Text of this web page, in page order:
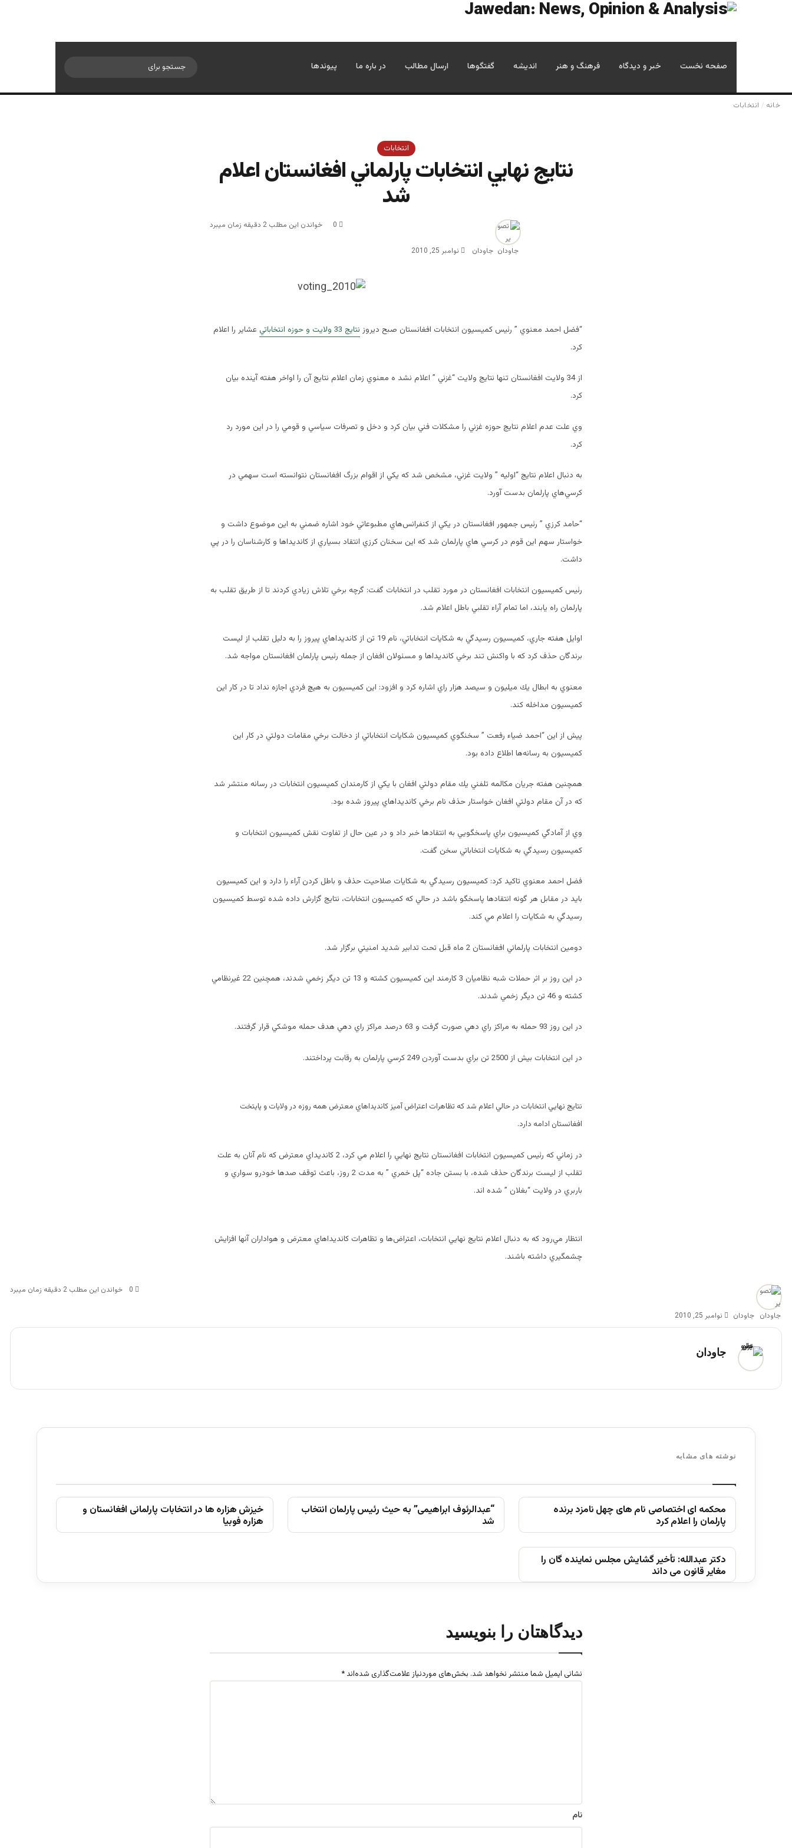
صفحه نخست خبر و دیدگاه فرهنگ و هنر اندیشه گفتگوها ارسال مطالب در باره ما پیوندها
خانه / انتخابات
انتخابات
نتايج نهايي انتخابات پارلماني افغانستان اعلام
شد
جاودان نوامبر 25, 2010
0 خواندن این مطلب 2 دقیقه زمان میبرد
“فضل احمد معنوي ” رئيس كميسيون انتخابات افغانستان صبح دیروز نتايج 33 ولايت و حوزه انتخاباتي
عشاير را اعلام
كرد.
از 34 ولايت افغانستان تنها نتايج ولايت “غزني ” اعلام نشد ه معنوي زمان اعلام نتايج آن را اواخر هفته آينده بيان
كرد.
وي علت عدم اعلام نتايج حوزه غزني را مشكلات فني بيان كرد و دخل و تصرفات سياسي و قومي را در اين مورد رد
كرد.
به دنبال اعلام نتايج “اوليه ” ولايت غزني، مشخص شد كه يكي از اقوام بزرگ افغانستان نتوانسته است سهمي در
كرسي‌هاي پارلمان بدست آورد.
“حامد كرزي ” رئيس جمهور افغانستان در يكي از كنفرانس‌هاي مطبوعاتي خود اشاره ضمني به اين موضوع داشت و
خواستار سهم اين قوم در كرسي هاي پارلمان شد كه اين سخنان كرزي انتقاد بسياري از كانديداها و كارشناسان را در پي
داشت.
رئيس كميسيون انتخابات افغانستان در مورد تقلب در انتخابات گفت: گرچه برخي تلاش‌ زيادي كردند تا از طريق تقلب به
پارلمان راه يابند، اما تمام آراء تقلبي باطل اعلام شد.
اوايل هفته جاري، كميسيون رسيدگي به شكايات انتخاباتي، نام 19 تن از كانديداهاي پيروز را به دليل تقلب از ليست
برندگان حذف كرد كه با واكنش تند برخي كانديداها و مسئولان افغان از جمله رئيس پارلمان افغانستان مواجه شد.
معنوي به ابطال يك ميليون و سيصد هزار راي اشاره كرد و افزود: اين كميسيون به هيچ فردي اجازه نداد تا در كار اين
كميسيون مداخله كند.
پيش از اين “احمد ضياء رفعت ” سخنگوي كميسيون شكايات انتخاباتي از دخالت برخي مقامات دولتي در كار اين
كميسيون به رسانه‌ها اطلاع داده بود.
همچنين هفته جريان مكالمه تلفني يك مقام دولتي افغان با يكي از كارمندان كميسيون انتخابات در رسانه منتشر شد
كه در آن مقام دولتي افغان خواستار حذف نام برخي كانديداهاي پيروز شده بود.
وي از آمادگي كميسيون براي پاسخگويي به انتقادها خبر داد و در عين حال از تفاوت نقش كميسيون انتخابات و
كميسيون رسيدگي به شكايات انتخاباتي سخن گفت.
فضل احمد معنوي تاكيد كرد: كميسيون رسيدگي به شكايات صلاحيت حذف و باطل كردن آراء را دارد و اين كميسيون
بايد در مقابل هر گونه انتقادها پاسخگو باشد در حالي كه كميسيون انتخابات، نتايج گزارش داده شده توسط كميسيون
رسيدگي به شكايات را اعلام مي كند.
دومين انتخابات پارلماني افغانستان 2 ماه قبل تحت تدابير شديد امنيتي برگزار شد.
در اين روز بر اثر حملات شبه نظاميان 3 كارمند اين كميسيون كشته و 13 تن ديگر زخمي شدند، همچنين 22 غيرنظامي
كشته و 46 تن ديگر زخمي شدند.
در اين روز 93 حمله به مراكز راي دهي صورت گرفت و 63 درصد مراكز راي دهي هدف حمله موشكي قرار گرفتند.
در اين انتخابات بيش از 2500 تن براي بدست آوردن 249 كرسي پارلمان به رقابت پرداختند.
نتايج نهايي انتخابات در حالي اعلام شد كه تظاهرات اعتراض آميز كانديداهاي معترض همه روزه در ولايات و پايتخت
افغانستان ادامه دارد.
در زماني كه رئيس كميسيون انتخابات افغانستان نتايج نهايي را اعلام مي كرد، 2 كانديداي معترض كه نام آنان به علت
تقلب از ليست برندگان حذف شده، با بستن جاده “پل خمري ” به مدت 2 روز، باعث توقف صدها خودرو سواري و
باربري در ولايت “بغلان ” شده اند.
انتظار مي‌رود كه به دنبال اعلام نتايج نهايي انتخابات، اعتراض‌ها و تظاهرات كانديداهاي معترض و هواداران آنها افزايش
چشمگيري داشته باشند.
جاودان نوامبر 25, 2010
0 خواندن این مطلب 2 دقیقه زمان میبرد
جاودان
نوشته های مشابه
محکمه ای اختصاصی نام های چهل نامزد برنده
پارلمان را اعلام کرد
“عبدالرئوف ابراهیمی” به حیث رئیس پارلمان انتخاب
شد
خیزش ھزاره ھا در انتخابات پارلمانی افغانستان و
ھزاره فوبیا
دکتر عبدالله: تأخیر گشایش مجلس نماینده گان را
مغایر قانون می داند
دیدگاهتان را بنویسید
نشانی ایمیل شما منتشر نخواهد شد. بخش‌های موردنیاز علامت‌گذاری شده‌اند *
نام